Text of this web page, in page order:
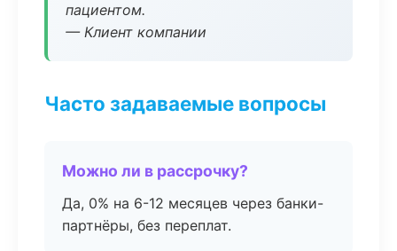
пациентом.
— Клиент компании
Часто задаваемые вопросы
Можно ли в рассрочку?
Да, 0% на 6-12 месяцев через банки-
партнёры, без переплат.